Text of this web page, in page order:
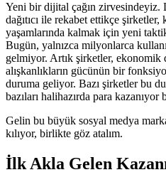
Yeni bir dijital çağın zirvesindeyiz.
dağıtıcı ile rekabet ettikçe
yaşamlarında kalmak için yeni
Bugün, yalnızca milyonlarca
gelmiyor. Artık şirketler, ekonomik
alışkanlıkların gücünün bir
duruma geliyor. Bazı şirketler bu
bazıları halihazırda para kazanıyor
Gelin bu büyük sosyal medya
kılıyor, birlikte göz atalım.
İlk Akla Gelen